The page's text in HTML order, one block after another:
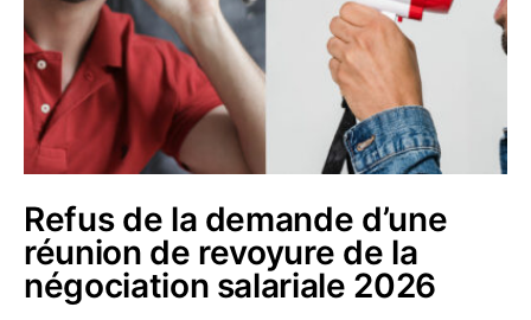
Refus de la demande d’une
réunion de revoyure de la
négociation salariale 2026